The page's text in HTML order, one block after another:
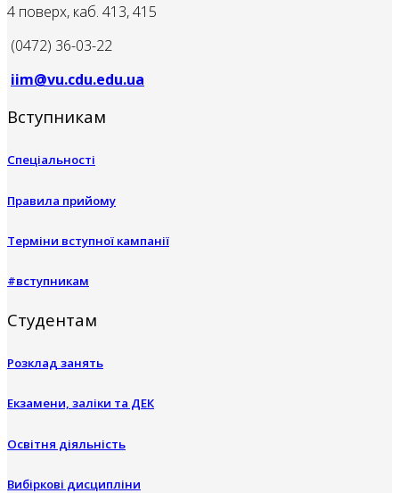
4 поверх, каб. 413, 415
(0472) 36-03-22
iim@vu.cdu.edu.ua
Вступникам
Спеціальності
Правила прийому
Терміни вступної кампанії
#вступникам
Студентам
Розклад занять
Екзамени, заліки та ДЕК
Освітня діяльність
Вибіркові дисципліни